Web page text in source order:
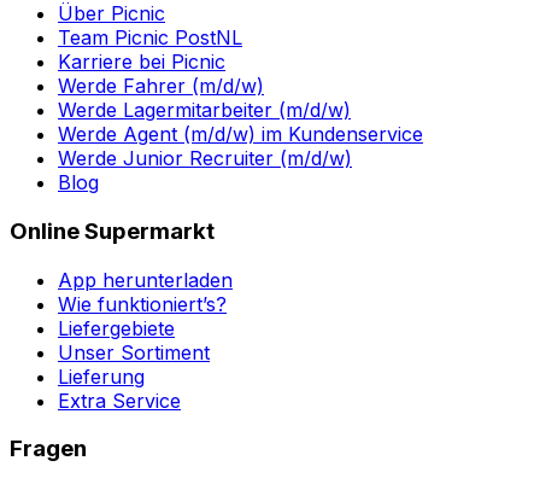
Über Picnic
Team Picnic PostNL
Karriere bei Picnic
Werde Fahrer (m/d/w)
Werde Lagermitarbeiter (m/d/w)
Werde Agent (m/d/w) im Kundenservice
Werde Junior Recruiter (m/d/w)
Blog
Online Supermarkt
App herunterladen
Wie funktioniert’s?
Liefergebiete
Unser Sortiment
Lieferung
Extra Service
Fragen